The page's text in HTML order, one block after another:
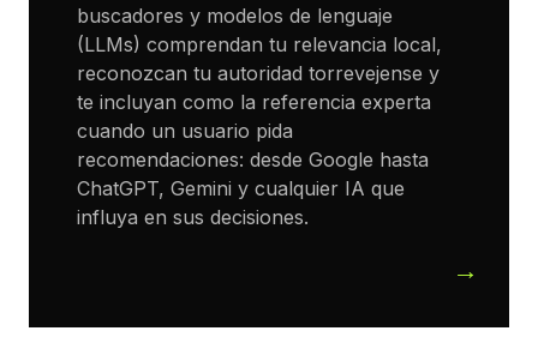
buscadores y modelos de lenguaje
(LLMs) comprendan tu relevancia local,
reconozcan tu autoridad torrevejense y
te incluyan como la referencia experta
cuando un usuario pida
recomendaciones: desde Google hasta
ChatGPT, Gemini y cualquier IA que
influya en sus decisiones.